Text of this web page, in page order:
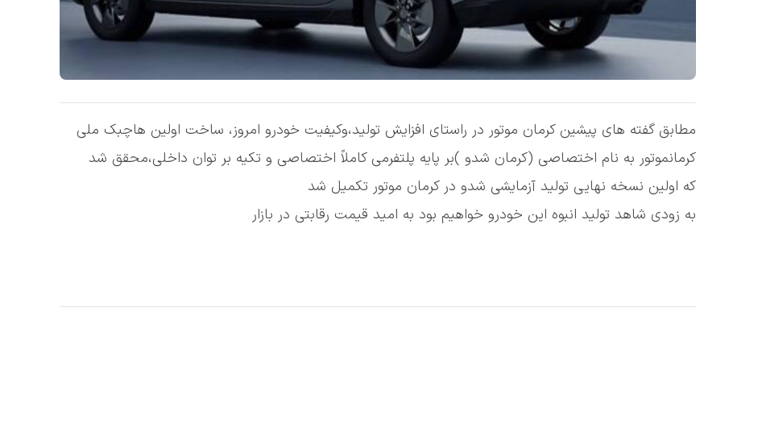
مطابق گفته های پیشین کرمان موتور در راستای افزایش تولید،وکیفیت خودرو امروز، ساخت اولین هاچبک ملی
کرمانموتور به نام اختصاصی (کرمان شدو )بر پایه پلتفرمی کاملاً اختصاصی و تکیه بر توان داخلی،محقق شد
که اولین نسخه نهایی تولید آزمایشی شدو در کرمان موتور تکمیل شد
به زودی شاهد تولید انبوه این خودرو خواهیم بود به امید قیمت رقابتی در بازار